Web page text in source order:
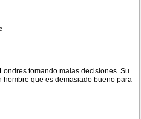
tomando malas decisiones. Su
hombre que es demasiado bueno para